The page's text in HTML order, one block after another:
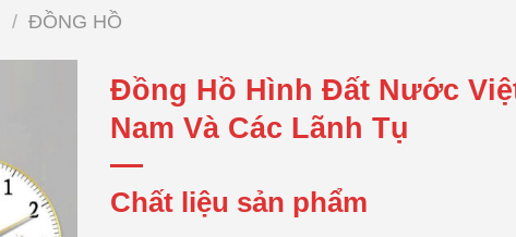
/ ĐỒNG HỒ
Đồng Hồ Hình Đất Nước
Nam Và Các Lãnh Tụ
Chất liệu sản phẩm